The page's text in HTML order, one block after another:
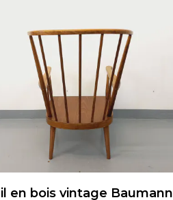
en bois vintage Baumann